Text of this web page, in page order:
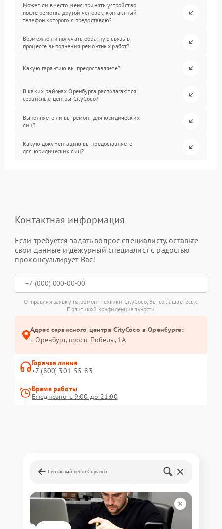
Может ли вместо меня принять устройство
после ремонта другой человек, контактный
телефон которого я предоставлю?
Возможно ли получать обратную связь в
процессе выполнения ремонтных работ?
Какую гарантию вы предоставляете?
В каких районах Оренбурга располагаются
сервисные центры CityCoco?
Выполняете ли вы ремонт для юридических
лиц?
Какую документацию вы предоставляете
для юридических лиц?
Контактная информация
Если требуется задать вопрос специалисту, оставьте
свои данные и дежурный специалист с радостью
проконсультирует Вас!
Отправляя заявку на ремонт техники CityCoco, Вы соглашаетесь с
Политикой конфиденциальности
Адрес сервисного центра CityCoco в Оренбурге:
г. Оренбург, просп. Победы, 1А
Горячая линия
+7 (800) 301-55-83
Время работы
Ежедневно с 9:00 до 21:00
Сервисный центр CityCoco